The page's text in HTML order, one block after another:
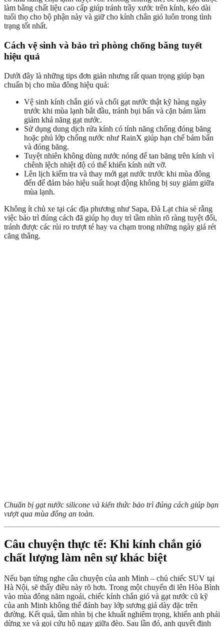
làm bằng chất liệu cao cấp giúp tránh trầy xước trên kính, kéo dài
tuổi thọ cho bộ phận này và giữ cho kính chắn gió luôn trong tình
trạng tốt nhất.
Cách vệ sinh và bảo trì phòng chống băng tuyết
hiệu quả
Dưới đây là những tips đơn giản nhưng rất quan trọng giúp bạn
chuẩn bị cho mùa đông hiệu quả:
Vệ sinh kính chắn gió và chổi gạt nước thật kỹ hàng ngày
trước khi mùa lạnh bắt đầu, tránh bụi bẩn và cặn bám làm
giảm khả năng gạt nước.
Sử dụng dung dịch rửa kính có tính năng chống đóng băng
hoặc phủ lớp chống nước như RainX giúp hạn chế bám bẩn
và đóng băng.
Tuyệt nhiên không dùng nước nóng để tan băng trên kính vì
chênh lệch nhiệt độ có thể khiến kính nứt vỡ.
Lên lịch kiểm tra và thay mới gạt nước trước khi mùa đông
đến để đảm bảo hiệu suất hoạt động không bị suy giảm giữa
mùa lạnh.
Không ít chủ xe tại các địa phương như Sapa, Đà Lạt chia sẻ rằng
việc bảo trì đúng cách đã giúp họ duy trì tầm nhìn rõ ràng tuyệt đối,
tránh được các rủi ro trượt té hay va chạm trong những ngày giá rét
căng thẳng.
Chuẩn bị gạt nước silicone và kiến thức bảo trì đúng cách giúp bạn
vượt qua mùa đông an toàn.
Câu chuyện thực tế: Khi kính chắn gió
chất lượng làm nên sự khác biệt
Nếu bạn từng nghe câu chuyện của anh Minh – chủ chiếc SUV tại
Hà Nội, sẽ thấy điều này rõ hơn. Trong một chuyến đi lên Hòa Bình
vào mùa đông năm ngoái, chiếc kính chắn gió và gạt nước cũ kỹ
của anh Minh không thể đánh bay lớp sương giá dày đặc trên
đường. Kết quả, tầm nhìn bị che khuất nghiêm trọng, khiến anh phải
dừng xe và gọi cứu hộ ngay giữa đèo. Sau lần đó, anh quyết định